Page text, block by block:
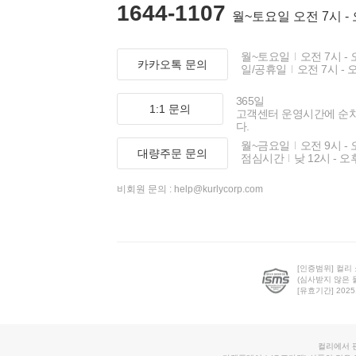
1644-1107 월~토요일 오전 7시 -
카카오톡 문의
월~토요일
오전 7시 -
일/공휴일
오전 7시 -
1:1 문의
365일
고객센터 운영시간에 순
다.
대량주문 문의
월~금요일
오전 9시 -
점심시간
낮 12시 - 오
비회원 문의 : help@kurlycorp.com
[인증범위] 컬리
(심사받지 않은
[유효기간]
컬리에서